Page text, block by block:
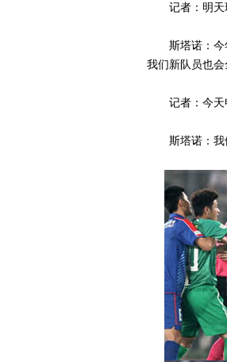
记者：明天
斯塔诺：今年
我们新队员也会
记者：今天申
斯塔诺：我们